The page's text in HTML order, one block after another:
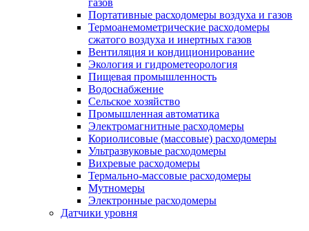
газов
Портативные расходомеры воздуха и газов
Термоанемометрические расходомеры
сжатого воздуха и инертных газов
Вентиляция и кондиционирование
Экология и гидрометеорология
Пищевая промышленность
Водоснабжение
Сельское хозяйство
Промышленная автоматика
Электромагнитные расходомеры
Кориолисовые (массовые) расходомеры
Ультразвуковые расходомеры
Вихревые расходомеры
Термально-массовые расходомеры
Мутномеры
Электронные расходомеры
Датчики уровня